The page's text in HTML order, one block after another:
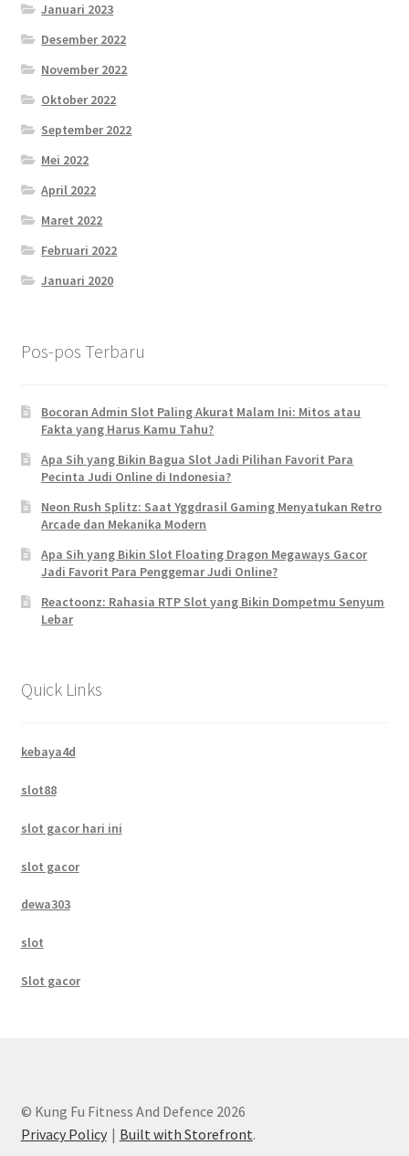
Januari 2023
Desember 2022
November 2022
Oktober 2022
September 2022
Mei 2022
April 2022
Maret 2022
Februari 2022
Januari 2020
Pos-pos Terbaru
Bocoran Admin Slot Paling Akurat Malam Ini: Mitos atau
Fakta yang Harus Kamu Tahu?
Apa Sih yang Bikin Bagua Slot Jadi Pilihan Favorit Para
Pecinta Judi Online di Indonesia?
Neon Rush Splitz: Saat Yggdrasil Gaming Menyatukan Retro
Arcade dan Mekanika Modern
Apa Sih yang Bikin Slot Floating Dragon Megaways Gacor
Jadi Favorit Para Penggemar Judi Online?
Reactoonz: Rahasia RTP Slot yang Bikin Dompetmu Senyum
Lebar
Quick Links
kebaya4d
slot88
slot gacor hari ini
slot gacor
dewa303
slot
Slot gacor
© Kung Fu Fitness And Defence 2026
Privacy Policy
Built with Storefront.